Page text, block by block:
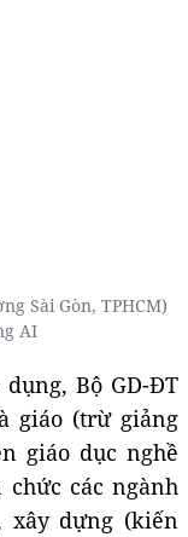
Sài Gòn, TPHCM)
AI
Bộ GD-ĐT
giáo (trừ giảng
giáo dục nghề
các ngành
xây dựng (kiến